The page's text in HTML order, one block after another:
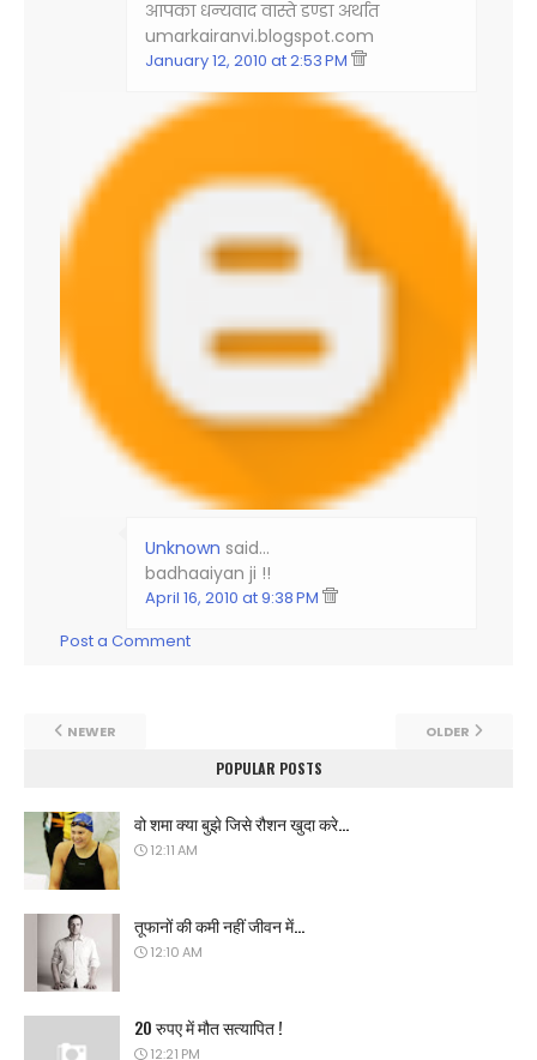
आपका धन्‍यवाद वास्‍ते डण्‍डा अर्थात
umarkairanvi.blogspot.com
January 12, 2010 at 2:53 PM
Unknown said…
badhaaiyan ji !!
April 16, 2010 at 9:38 PM
Post a Comment
NEWER OLDER
POPULAR POSTS
वो शमा क्या बुझे जिसे रौशन खुदा करे...
12:11 AM
तूफानों की कमी नहीं जीवन में...
12:10 AM
20 रुपए में मौत सत्यापित !
12:21 PM